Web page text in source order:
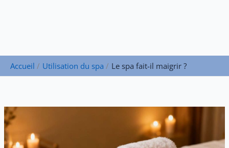
Accueil Utilisation du spa Le spa fait-il maigrir ?